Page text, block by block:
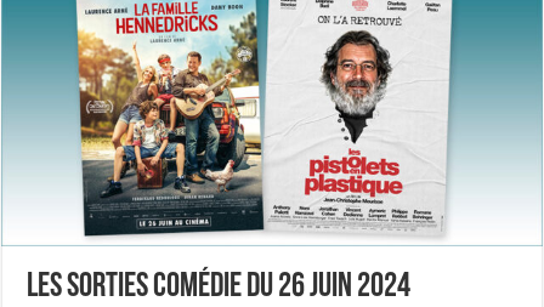
Les sorties Comédie du 26 juin 2024